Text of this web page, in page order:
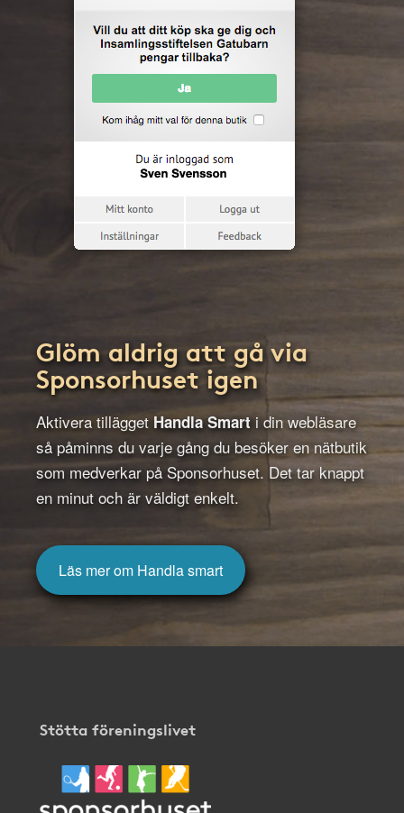
Glöm aldrig att gå via
Sponsorhuset igen
Aktivera tillägget Handla Smarti din webläsare
så påminns du varje gång du besöker en nätbutik
som medverkar på Sponsorhuset. Det tar knappt
en minut och är väldigt enkelt.
Läs mer om Handla smart
Stötta föreningslivet